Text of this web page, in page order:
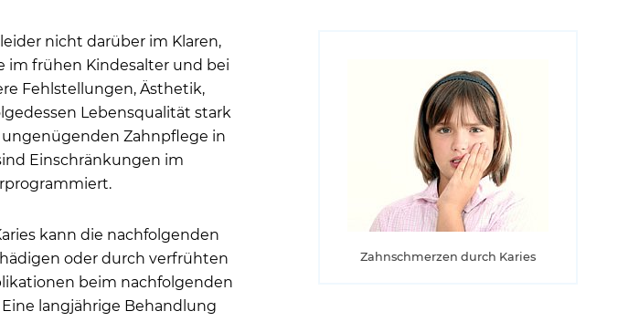
Zahnschmerzen durch Karies
nicht darüber im Klaren,
im frühen Kindesalter und bei
Fehlstellungen, Ästhetik,
Lebensqualität stark
ungenügenden Zahnpflege in
Einschränkungen im
kann die nachfolgenden
oder durch verfrühten
beim nachfolgenden
langjährige Behandlung